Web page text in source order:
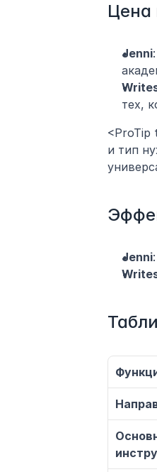
Цена
Jenni:
тех,
<ProTip
и тип
Jenni